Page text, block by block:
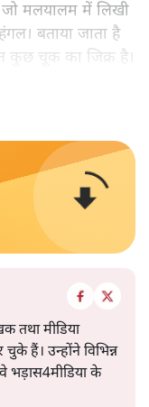
मलयालम में लिखी
बताया जाता है
कुछ चूक का जिक्र है।
मीडिया
हैं। उन्होंने विभिन्न
भड़ास4मीडिया के